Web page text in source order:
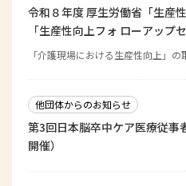
令和８年度 厚生労働省「生産
「生産性向上フォ ローアップ
形式）」のご案内
「介護現場における生産性向上」の
他団体からのお知らせ
第3回日本脳卒中ケア医療従
開催）